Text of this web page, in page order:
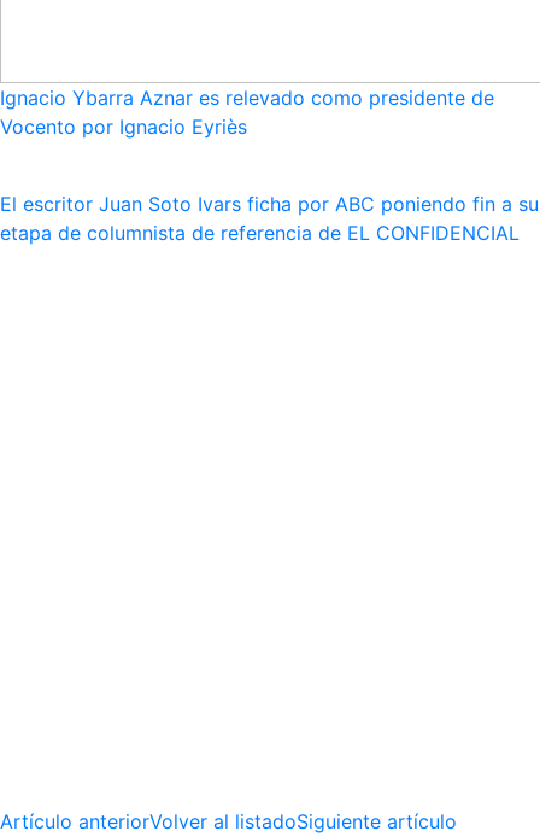
Ignacio Ybarra Aznar es relevado como presidente de
Vocento por Ignacio Eyriès
El escritor Juan Soto Ivars ficha por ABC poniendo fin a su
etapa de columnista de referencia de EL CONFIDENCIAL
Artículo anteriorVolver al listadoSiguiente artículo